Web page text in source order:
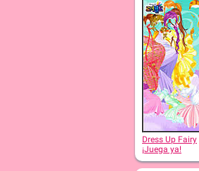
Dress Up Fairy
¡Juega ya!